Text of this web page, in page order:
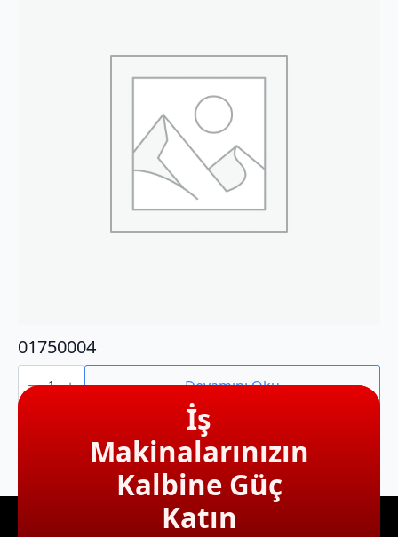
01750004
01750004
adet Devamını Oku
İş
Makinalarınızın
Kalbine Güç
Katın